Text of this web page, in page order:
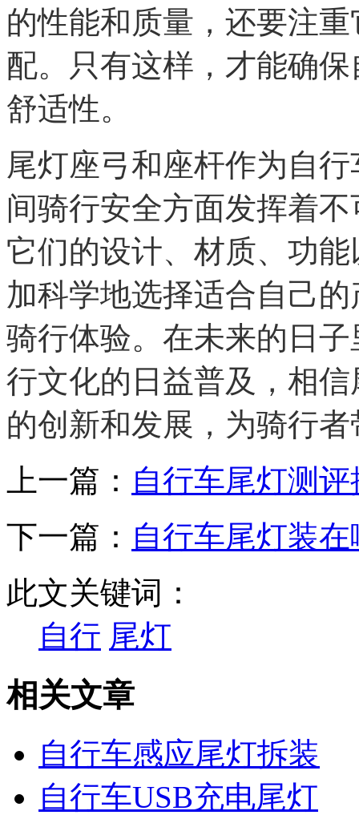
的性能和质量，还要注
配。只有这样，才能确
舒适性。
尾灯座弓和座杆作为自
间骑行安全方面发挥着
它们的设计、材质、功
加科学地选择适合自己
骑行体验。在未来的日
行文化的日益普及，相
的创新和发展，为骑行
上一篇： 自行车尾灯测评
下一篇： 自行车尾灯装在
此文关键词：
自行 尾灯
相关文章
自行车感应尾灯拆装
自行车USB充电尾灯